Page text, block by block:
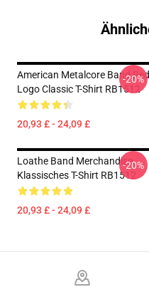
American Metalcore Band Red
Logo Classic T-Shirt RB1512
20,93 £ - 24,09 £
-20%
Loathe Band Merchandise
Klassisches T-Shirt RB1512
20,93 £ - 24,09 £
-20%